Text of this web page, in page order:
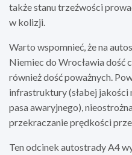
także stanu trzeźwości
w kolizji.
Warto wspomnieć, że na
Niemiec do Wrocławia dość
również dość poważnych.
infrastruktury (słabej
pasa awaryjnego),
przekraczanie prędkości
Ten odcinek autostrady A4